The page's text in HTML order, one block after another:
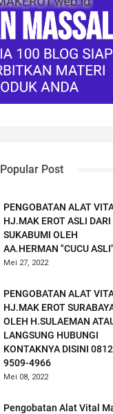
Popular Post
PENGOBATAN ALAT
HJ.MAK EROT ASLI DARI
SUKABUMI OLEH
AA.HERMAN "CUCU ASLI"
Mei 27, 2022
PENGOBATAN ALAT
HJ.MAK EROT
OLEH H.SULAEMAN
LANGSUNG HUBUNGI
KONTAKNYA DISINI
9509-4966
Mei 08, 2022
Pengobatan Alat Vital